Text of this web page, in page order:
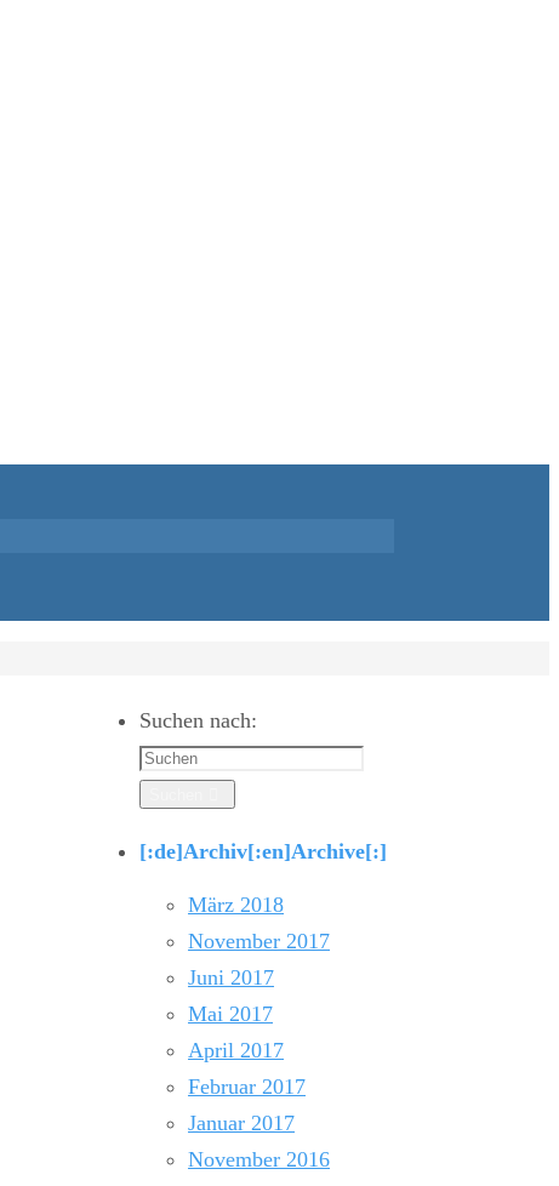
Suchen nach:
[:de]Archiv[:en]Archive[:]
März 2018
November 2017
Juni 2017
Mai 2017
April 2017
Februar 2017
Januar 2017
November 2016